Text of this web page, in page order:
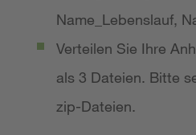
Name_Lebenslauf,
Verteilen Sie Ihre
als 3 Dateien. Bitte
zip-Dateien.